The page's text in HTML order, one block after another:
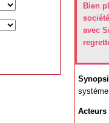
Bien
avec
Acteurs